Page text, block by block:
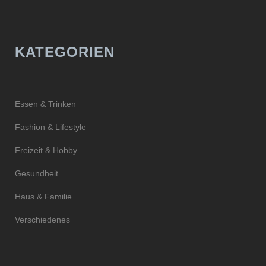
KATEGORIEN
Essen & Trinken
Fashion & Lifestyle
Freizeit & Hobby
Gesundheit
Haus & Familie
Verschiedenes